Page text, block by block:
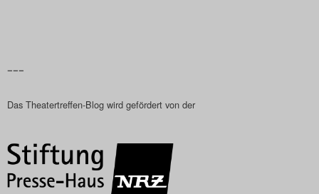
Das Theatertreffen-Blog
2023
Das Theatertreffen-Blog
–––
Das Theatertreffen-Blog wird gefördert von der